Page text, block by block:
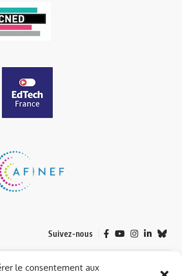
le consentement aux
Suivez-nous
édité et géré par WOOMEET SAS, powered by